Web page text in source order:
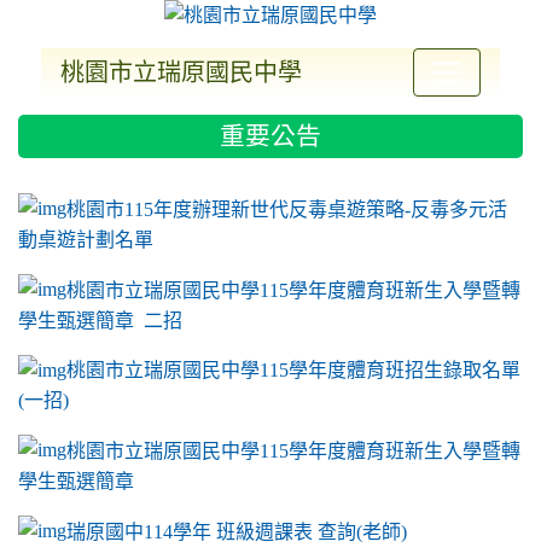
桃園市立瑞原國民中學
重要公告
link to https://sites.google.com/a/m2.ryjh.tyc.edu.tw/ryjh011/
桃園市115年度辦理新世代反毒桌遊策略-反毒多元活
動桌遊計劃名單
桃園市立瑞原國民中學115學年度體育班新生入學暨轉
學生甄選簡章 二招
桃園市立瑞原國民中學115學年度體育班招生錄取名單
(一招)
桃園市立瑞原國民中學115學年度體育班新生入學暨轉
學生甄選簡章
瑞原國中114學年 班級週課表 查詢(老師)